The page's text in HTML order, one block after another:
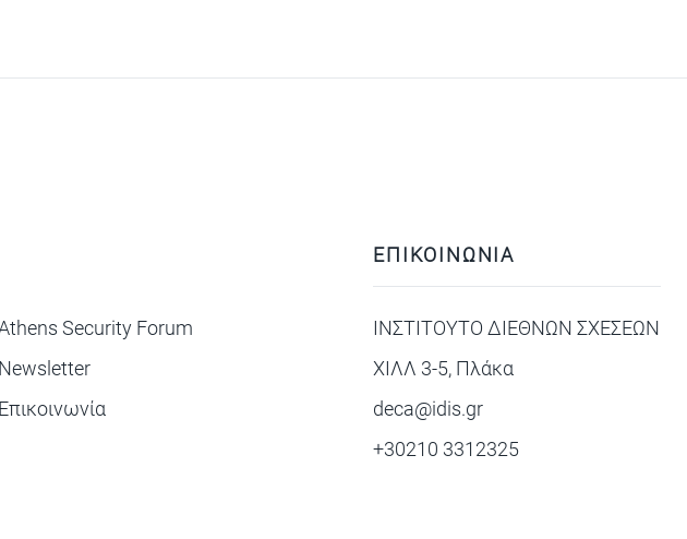
Security Forum
Newsletter
Επικοινωνία
ΕΠΙΚΟΙΝΩΝΙΑ
ΙΝΣΤΙΤΟΥΤΟ ΔΙΕΘΝΩΝ ΣΧΕΣΕΩΝ
ΧΙΛΛ 3-5, Πλάκα
deca@idis.gr
+30210 3312325